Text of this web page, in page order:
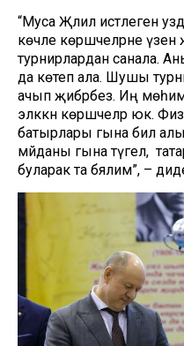
“Муса Җәлил истәлегенә
көчле көрәшчеләрне үзенә
турнирлардан санала.
да көтеп ала. Шушы
ачып җибәрәбез. Иң
эләккән көрәшчеләр юк.
батырлары гына бил
мәйданы гына түгел, ә
буларак та бәялим”, –